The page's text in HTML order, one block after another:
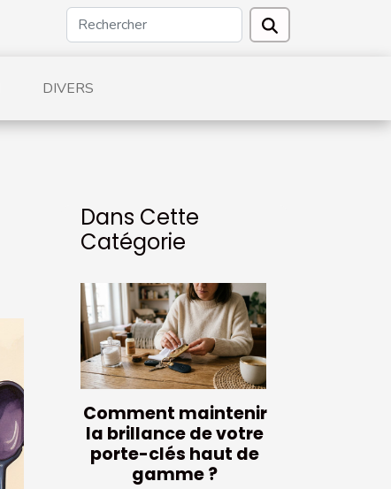
DIVERS
Dans Cette
Catégorie
Comment maintenir
la brillance de votre
porte-clés haut de
gamme ?